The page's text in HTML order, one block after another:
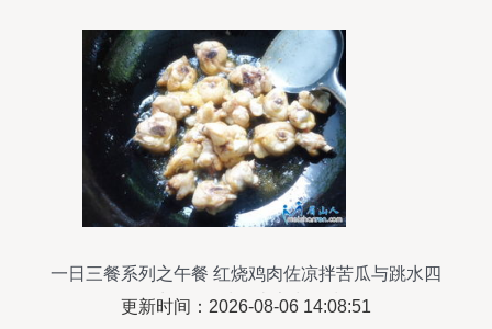
一日三餐系列之午餐 红烧鸡肉佐凉拌苦瓜与跳水四
季豆，品味眉山家常风味
更新时间：2026-08-06 14:08:51